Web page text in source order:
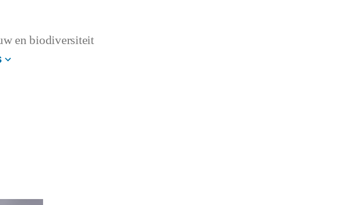
en biodiversiteit